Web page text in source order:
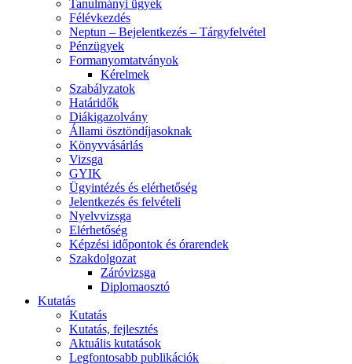
Tanulmányi ügyek
Félévkezdés
Neptun – Bejelentkezés – Tárgyfelvétel
Pénzügyek
Formanyomtatványok
Kérelmek
Szabályzatok
Határidők
Diákigazolvány
Állami ösztöndíjasoknak
Könyvvásárlás
Vizsga
GYIK
Ügyintézés és elérhetőség
Jelentkezés és felvételi
Nyelvvizsga
Elérhetőség
Képzési időpontok és órarendek
Szakdolgozat
Záróvizsga
Diplomaosztó
Kutatás
Kutatás
Kutatás, fejlesztés
Aktuális kutatások
Legfontosabb publikációk